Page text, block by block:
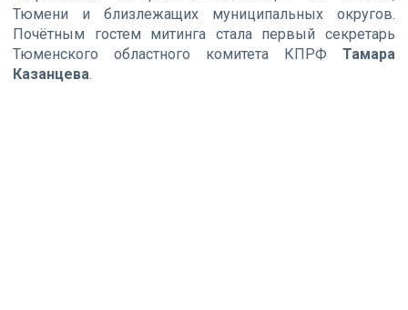
Тюмени и близлежащих муниципальных округов.
Почётным гостем митинга стала первый секретарь
Тюменского областного комитета КПРФ Тамара
Казанцева.